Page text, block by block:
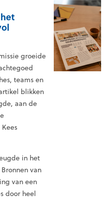
groeide
teams en
blikken
aan de
in het
van
van een
door heel